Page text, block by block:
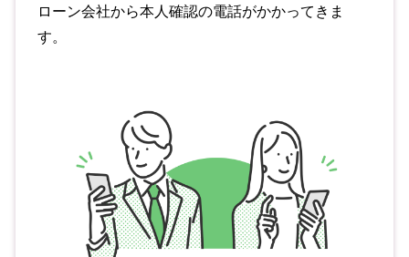
ローン会社から本人確認の電話がかかってきま
す。